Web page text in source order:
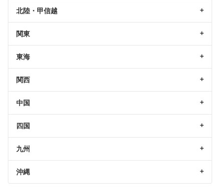
北陸・甲信越
関東
東海
関西
中国
四国
九州
沖縄